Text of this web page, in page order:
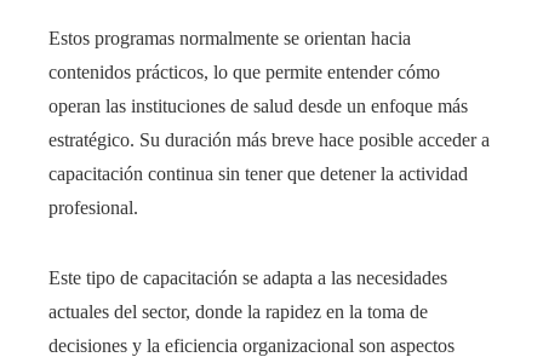
Estos programas normalmente se orientan hacia
contenidos prácticos, lo que permite entender cómo
operan las instituciones de salud desde un enfoque más
estratégico. Su duración más breve hace posible acceder a
capacitación continua sin tener que detener la actividad
profesional.
Este tipo de capacitación se adapta a las necesidades
actuales del sector, donde la rapidez en la toma de
decisiones y la eficiencia organizacional son aspectos